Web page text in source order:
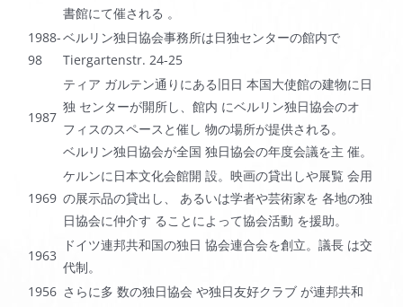
書館にて催される 。
1988-
98
ベルリン独日協会事務所は日独センターの館内で
Tiergartenstr. 24-25
1987
ティア ガルテン通りにある旧日 本国大使館の建物に日
独 センターが開所し、館内 にベルリン独日協会のオ
フィスのスペースと催し 物の場所が提供される。
ベルリン独日協会が全国 独日協会の年度会議を主 催。
1969
ケルンに日本文化会館開 設。映画の貸出しや展覧 会用
の展示品の貸出し、 あるいは学者や芸術家を 各地の独
日協会に仲介す ることによって協会活動 を援助。
1963
ドイツ連邦共和国の独日 協会連合会を創立。議長 は交
代制。
1956 さらに多 数の独日協会 や独日友好クラブ が連邦共和